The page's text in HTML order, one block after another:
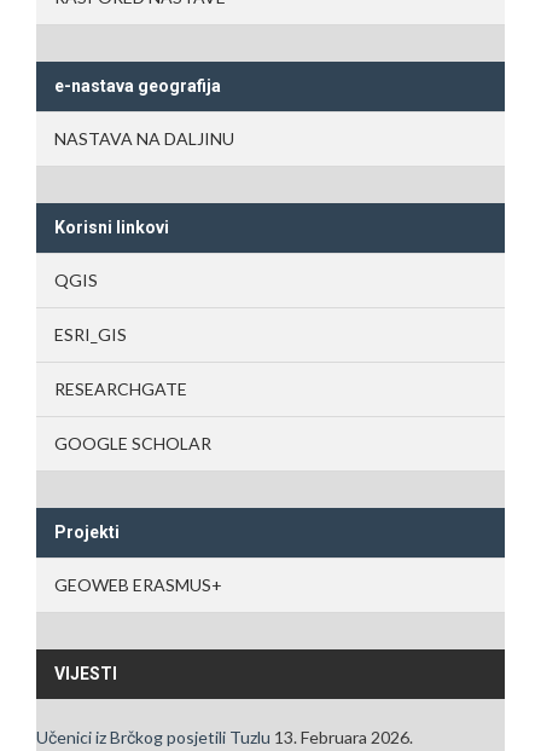
e-nastava geografija
NASTAVA NA DALJINU
Korisni linkovi
QGIS
ESRI_GIS
RESEARCHGATE
GOOGLE SCHOLAR
Projekti
GEOWEB ERASMUS+
VIJESTI
Učenici iz Brčkog posjetili Tuzlu 13. Februara 2026.